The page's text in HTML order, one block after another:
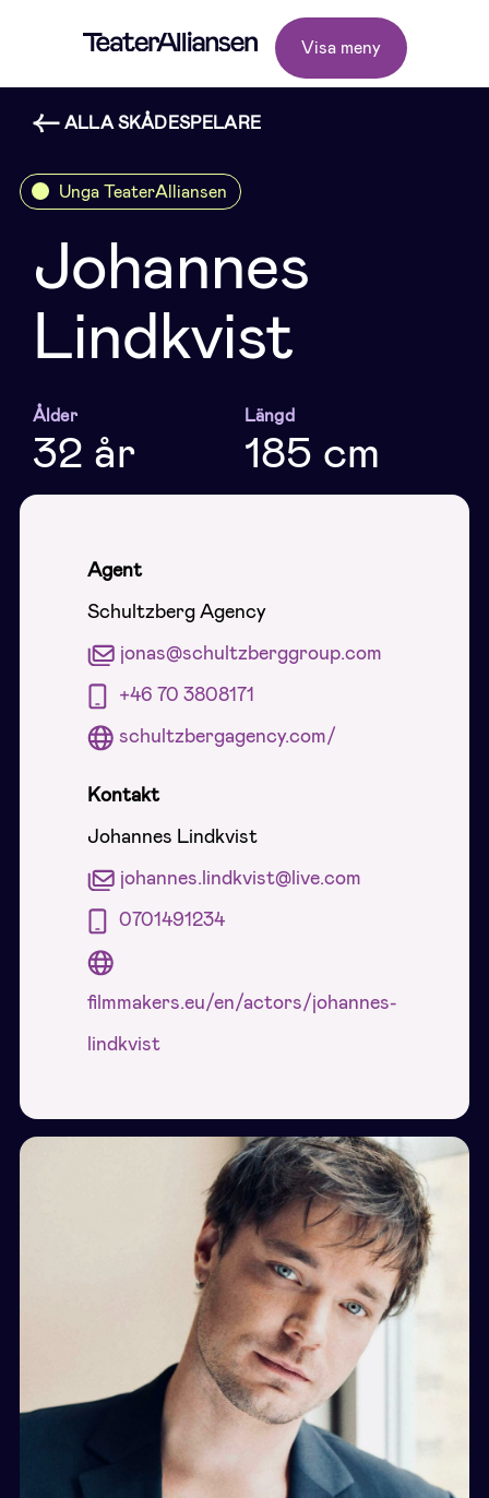
Visa meny
ALLA SKÅDESPELARE
Unga TeaterAlliansen
Johannes
Lindkvist
Ålder
32 år
Längd
185 cm
Agent
Schultzberg Agency
jonas@schultzberggroup.com
+46 70 3808171
schultzbergagency.com/
Kontakt
Johannes Lindkvist
johannes.lindkvist@live.com
0701491234
filmmakers.eu/en/actors/johannes-
lindkvist